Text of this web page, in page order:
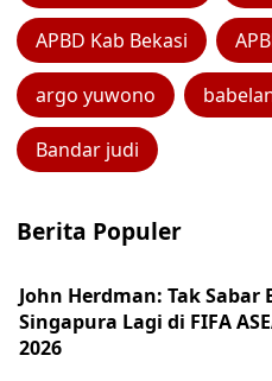
APBD Kab Bekasi
argo yuwono
Bandar judi
Berita Populer
John Herdman: Tak Sabar
Singapura Lagi di FIFA
2026